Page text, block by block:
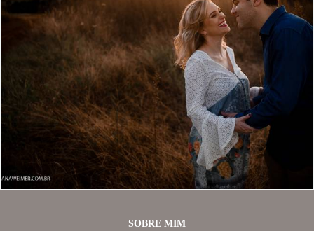
1438 64
SOBRE MIM